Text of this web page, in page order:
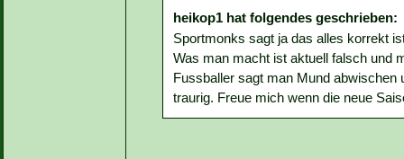
heikop1 hat folgendes geschrieben:
Sportmonks sagt ja das alles korrekt
Was man macht ist aktuell falsch und
Fussballer sagt man Mund
traurig. Freue mich wenn die neue